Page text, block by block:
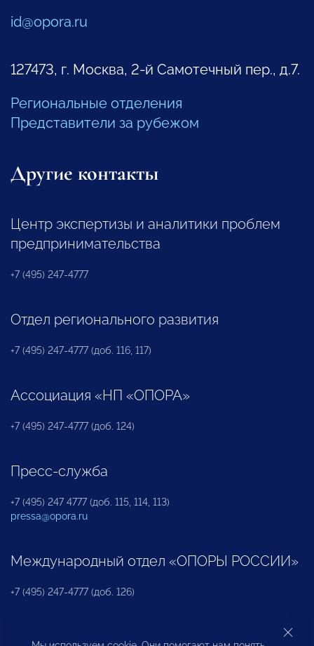
id@opora.ru
127473, г. Москва, 2-й Самотечный пер., д.7.
Региональные отделения
Представители за рубежом
Другие контакты
Центр экспертизы и аналитики проблем
предпринимательства
+7 (495) 247-4777
Отдел регионального развития
+7 (495) 247-4777 (доб. 116, 117)
Ассоциация «НП «ОПОРА»
+7 (495) 247-4777 (доб. 124)
Пресс-служба
+7 (495) 247 4777 (доб. 115, 114, 113)
pressa@opora.ru
Международный отдел «ОПОРЫ РОССИИ»
+7 (495) 247-4777 (доб. 126)
Бюро по защите прав предпринимателей и